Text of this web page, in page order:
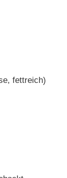
fettreich)